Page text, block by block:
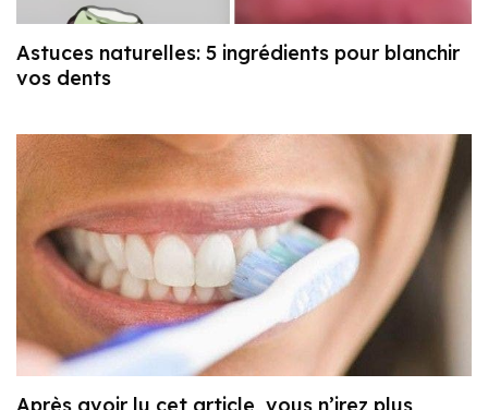
Astuces naturelles: 5 ingrédients pour blanchir
vos dents